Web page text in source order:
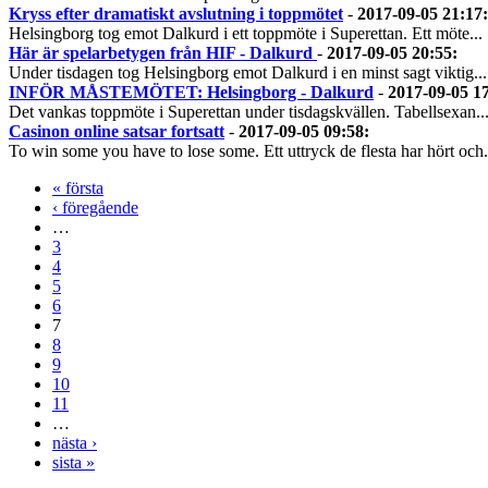
Kryss efter dramatiskt avslutning i toppmötet - 2017-09-05 21:17:
Helsingborg tog emot Dalkurd i ett toppmöte i Superettan. Ett möte...
Här är spelarbetygen från HIF - Dalkurd - 2017-09-05 20:55:
Under tisdagen tog Helsingborg emot Dalkurd i en minst sagt viktig...
INFÖR MÅSTEMÖTET: Helsingborg - Dalkurd - 2017-09-05
Det vankas toppmöte i Superettan under tisdagskvällen. Tabellsexan...
Casinon online satsar fortsatt - 2017-09-05 09:58:
To win some you have to lose some. Ett uttryck de flesta har hört
« första
‹ föregående
…
3
4
5
6
7
8
9
10
11
…
nästa ›
sista »